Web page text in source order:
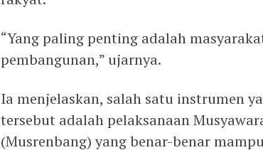
“Yang paling penting adalah
pembangunan,” ujarnya.
Ia menjelaskan, salah satu instrumen
tersebut adalah pelaksanaan
(Musrenbang) yang benar-benar